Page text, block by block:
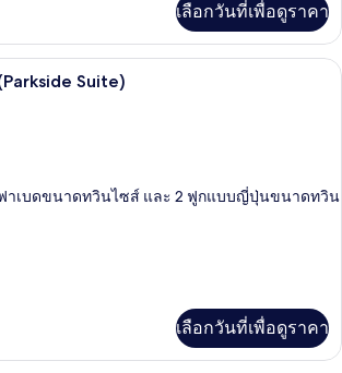
เลือกวันที่เพื่อดูราคา
ตู้นิรภัยในห้องพัก, ผ้าม่านกันแสง, เตา
Suite)
ฟาเบดขนาดทวินไซส์ และ 2 ฟูกแบบญี่ปุ่นขนาดทวิน
เลือกวันที่เพื่อดูราคา